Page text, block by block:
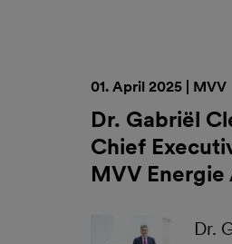
01. April 2025 | MVV
Dr. Gabriël
Chief
MVV Energie
Dr.